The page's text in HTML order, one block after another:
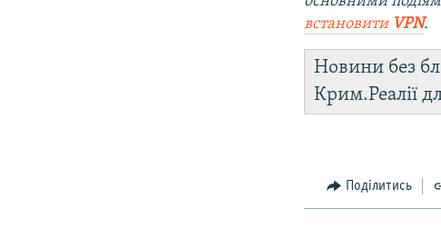
встановити VPN.
Новини без
Крим.Реалії
Поділитись